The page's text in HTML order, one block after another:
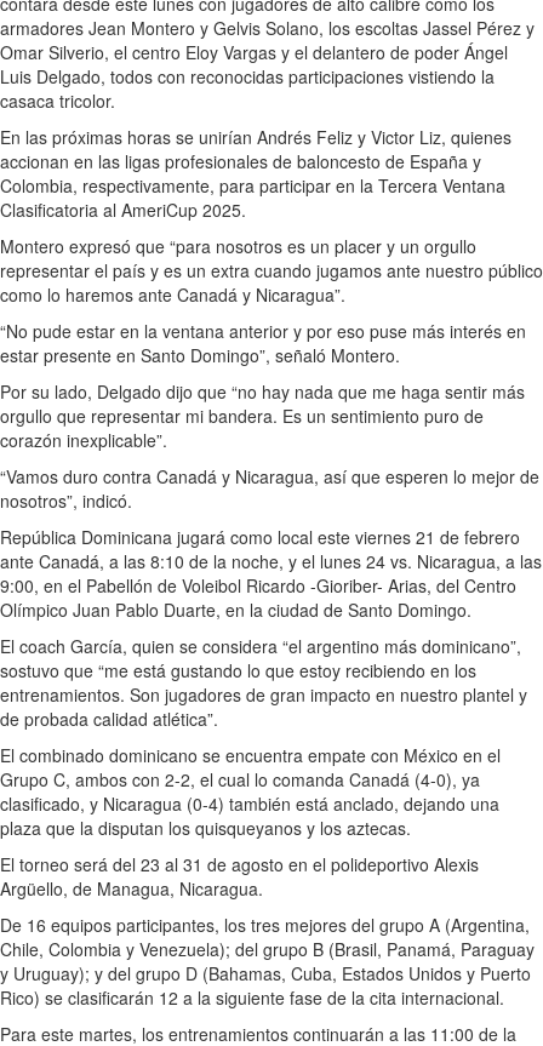
armadores Jean Montero y Gelvis Solano, los escoltas Jassel Pérez y
Omar Silverio, el centro Eloy Vargas y el delantero de poder Ángel
Luis Delgado, todos con reconocidas participaciones vistiendo la
casaca tricolor.
En las próximas horas se unirían Andrés Feliz y Victor Liz, quienes
accionan en las ligas profesionales de baloncesto de España y
Colombia, respectivamente, para participar en la Tercera Ventana
Clasificatoria al AmeriCup 2025.
Montero expresó que “para nosotros es un placer y un orgullo
representar el país y es un extra cuando jugamos ante nuestro público
como lo haremos ante Canadá y Nicaragua”.
“No pude estar en la ventana anterior y por eso puse más interés en
estar presente en Santo Domingo”, señaló Montero.
Por su lado, Delgado dijo que “no hay nada que me haga sentir más
orgullo que representar mi bandera. Es un sentimiento puro de
corazón inexplicable”.
“Vamos duro contra Canadá y Nicaragua, así que esperen lo mejor de
nosotros”, indicó.
República Dominicana jugará como local este viernes 21 de febrero
ante Canadá, a las 8:10 de la noche, y el lunes 24 vs. Nicaragua, a las
9:00, en el Pabellón de Voleibol Ricardo -Gioriber- Arias, del Centro
Olímpico Juan Pablo Duarte, en la ciudad de Santo Domingo.
El coach García, quien se considera “el argentino más dominicano”,
sostuvo que “me está gustando lo que estoy recibiendo en los
entrenamientos. Son jugadores de gran impacto en nuestro plantel y
de probada calidad atlética”.
El combinado dominicano se encuentra empate con México en el
Grupo C, ambos con 2-2, el cual lo comanda Canadá (4-0), ya
clasificado, y Nicaragua (0-4) también está anclado, dejando una
plaza que la disputan los quisqueyanos y los aztecas.
El torneo será del 23 al 31 de agosto en el polideportivo Alexis
Argüello, de Managua, Nicaragua.
De 16 equipos participantes, los tres mejores del grupo A (Argentina,
Chile, Colombia y Venezuela); del grupo B (Brasil, Panamá, Paraguay
y Uruguay); y del grupo D (Bahamas, Cuba, Estados Unidos y Puerto
Rico) se clasificarán 12 a la siguiente fase de la cita internacional.
Para este martes, los entrenamientos continuarán a las 11:00 de la